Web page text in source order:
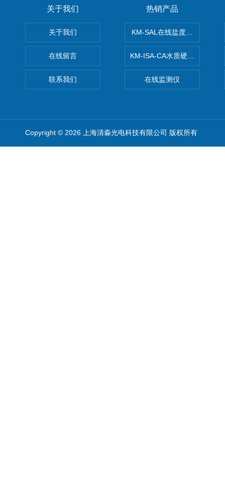
关于我们
关于我们
在线留言
联系我们
热销产品
KM-SAL在线盐度监测仪
KM-ISA-CA水质硬度监测仪
在线监测仪
Copyright © 2026 上海清淼光电科技有限公司 版权所有